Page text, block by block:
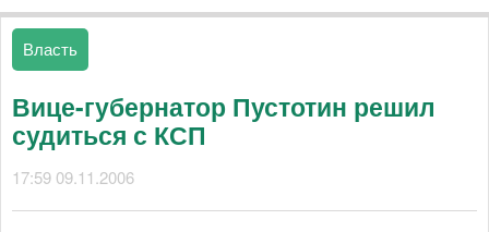
Власть
Вице-губернатор Пустотин решил
судиться с КСП
17:59 09.11.2006